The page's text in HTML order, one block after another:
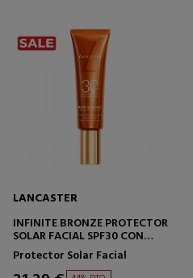
LANCASTER
INFINITE BRONZE PROTECTOR
SOLAR FACIAL SPF30 CON
MAQUILLAJE
Protector Solar Facial